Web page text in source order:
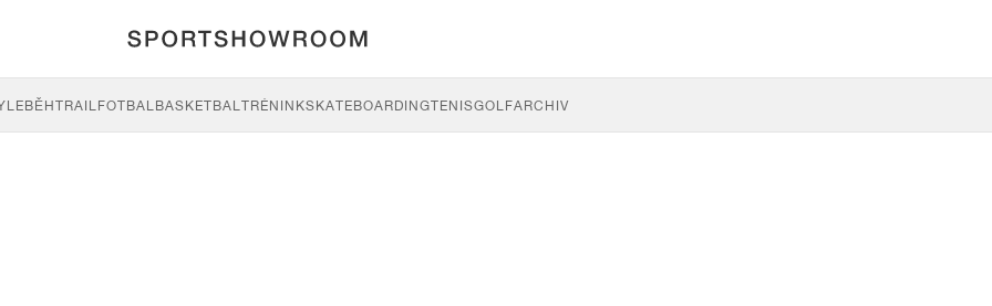
BĚHTRAILFOTBALBASKETBALTRÉNINKSKATEBOARDINGTENISGOLFARCHIV